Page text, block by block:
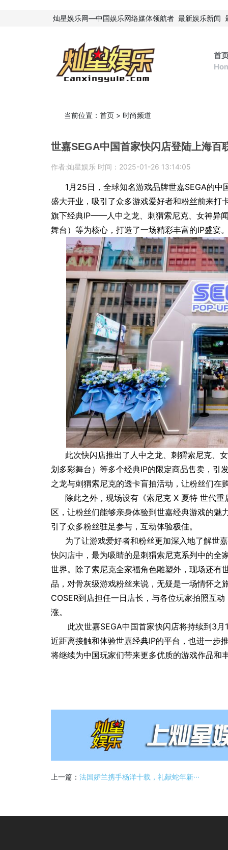
灿星娱乐网—中国娱乐网络媒体领航者 最新娱乐新闻
首
当前位置： 首页 > 时尚频道
世嘉SEGA中国首家快闪店登陆上海
作者:灿星娱乐 时间：2025-01-26 13:14:05
1月25日，全球知名游戏品牌世嘉SEGA的
盛大开业，吸引了众多游戏爱好者和粉丝前来打
旗下经典IP——人中之龙、刺猬索尼克、女神异
舞台）等为核心，打造了一场精彩丰富的IP盛
此次快闪店推出了人中之龙、刺猬索尼克、
划多彩舞台）等多个经典IP的限定商品售卖，引
之龙与刺猬索尼克的透卡盲抽活动，让粉丝们
除此之外，现场设有《索尼克 X 夏特 世代
区，让粉丝们能够亲身体验到世嘉经典游戏的魅
引了众多粉丝驻足参与，互动体验极佳。
为了让游戏爱好者和粉丝更加深入地了解世
快闪店中，最为吸睛的是刺猬索尼克系列中的全
世界。除了索尼克全家福角色雕塑外，现场还有
品，对骨灰级游戏粉丝来说，无疑是一场情怀之
COSER到店担任一日店长，与各位玩家拍照互
涨。
此次世嘉SEGA中国首家快闪店将持续到3 月
近距离接触和体验世嘉经典IP的平台，也进一步
将继续为中国玩家们带来更多优质的游戏作品和
上一篇： 法国娇兰携手杨洋十载，礼献蛇年新···
」而发 焕启MARVIS
德妃正式官宣罗一舟担任品牌
代言人